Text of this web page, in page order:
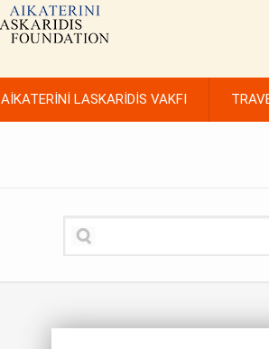
AİKATERİNİ LASKARİDİS VAKFI